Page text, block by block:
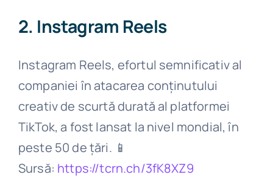
2. Instagram Reels
Instagram Reels, efortul semnificativ al
companiei în atacarea conținutului
creativ de scurtă durată al platformei
TikTok, a fost lansat la nivel mondial, în
peste 50 de țări. 📱
Sursă: https://tcrn.ch/3fK8XZ9